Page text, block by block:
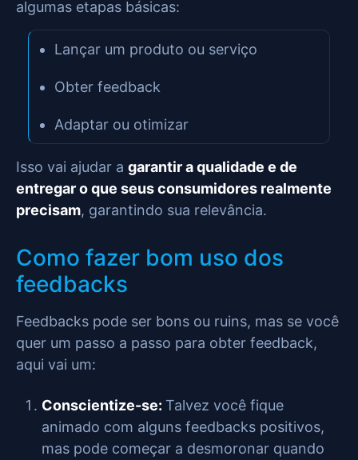
algumas etapas básicas:
Lançar um produto ou serviço
Obter feedback
Adaptar ou otimizar
Isso vai ajudar a garantir a qualidade e de
entregar o que seus consumidores realmente
precisam, garantindo sua relevância.
Como fazer bom uso dos
feedbacks
Feedbacks pode ser bons ou ruins, mas se você
quer um passo a passo para obter feedback,
aqui vai um:
Conscientize-se: Talvez você fique
animado com alguns feedbacks positivos,
mas pode começar a desmoronar quando